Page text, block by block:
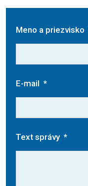
Meno a priezvisko
E-mail *
Text správy *